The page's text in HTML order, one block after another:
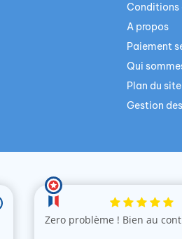
Conditions
A propos
Paiement
Qui
Plan du site
Gestion